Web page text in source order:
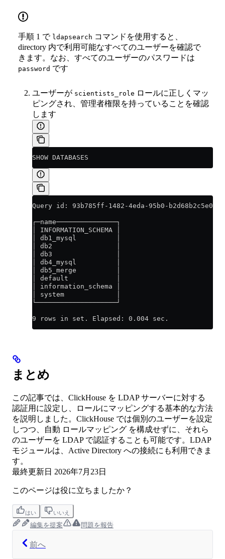
手順 1 で ldapsearch コマンドを使用すると、
directory 内で利用可能なすべてのユーザーを確認で
きます。なお、すべてのユーザーのパスワードは
password です
ユーザーが scientists_role ロールに正しくマッ
ピングされ、管理者権限を持っていることを確認
します
SHOW DATABASES
Query id: 93b785ff-1482-4eda-95b0-b2d68b2c5e0f
┌─name───────────────┐
│ INFORMATION_SCHEMA │
│ db1_mysql          │
│ db2                │
│ db3                │
│ db4_mysql          │
│ db5_merge          │
│ default            │
│ information_schema │
│ system             │
└────────────────────┘
9 rows in set. Elapsed: 0.004 sec.
まとめ
この記事では、ClickHouse を LDAP サーバーに対する
認証用に設定し、ロールにマッピングする基本的な方法
を説明しました。ClickHouse では個別のユーザーを設定
しつつ、自動 ロールマッピング を構成せずに、それら
のユーザーを LDAP で認証することも可能です。LDAP
モジュールは、Active Directory への接続にも利用できま
す。
最終更新日 2026年7月23日
このページは役に立ちましたか？
はい いいえ
編集を提案 問題を報告
前へ